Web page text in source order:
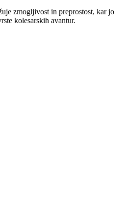
zmogljivost in preprostost, kar jo
kolesarskih avantur.